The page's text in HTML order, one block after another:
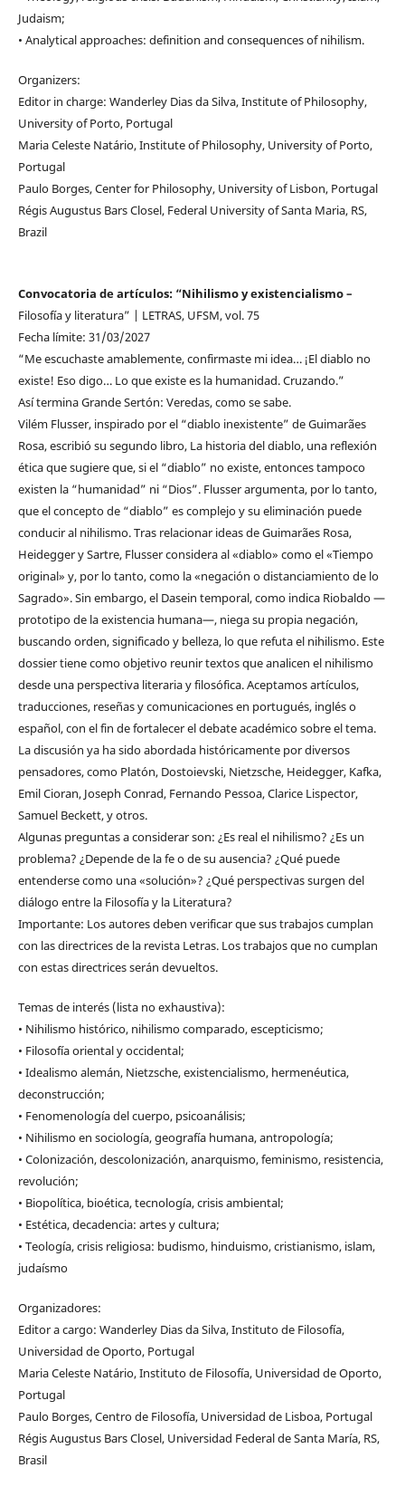
Judaism;
• Analytical approaches: definition and consequences of nihilism.
Organizers:
Editor in charge: Wanderley Dias da Silva, Institute of Philosophy,
University of Porto, Portugal
Maria Celeste Natário, Institute of Philosophy, University of Porto,
Portugal
Paulo Borges, Center for Philosophy, University of Lisbon, Portugal
Régis Augustus Bars Closel, Federal University of Santa Maria, RS,
Brazil
Convocatoria de artículos: “Nihilismo y existencialismo –
Filosofía y literatura” | LETRAS, UFSM, vol. 75
Fecha límite: 31/03/2027
“Me escuchaste amablemente, confirmaste mi idea… ¡El diablo no
existe! Eso digo… Lo que existe es la humanidad. Cruzando.”
Así termina Grande Sertón: Veredas, como se sabe.
Vilém Flusser, inspirado por el “diablo inexistente” de Guimarães
Rosa, escribió su segundo libro, La historia del diablo, una reflexión
ética que sugiere que, si el “diablo” no existe, entonces tampoco
existen la “humanidad” ni “Dios”. Flusser argumenta, por lo tanto,
que el concepto de “diablo” es complejo y su eliminación puede
conducir al nihilismo. Tras relacionar ideas de Guimarães Rosa,
Heidegger y Sartre, Flusser considera al «diablo» como el «Tiempo
original» y, por lo tanto, como la «negación o distanciamiento de lo
Sagrado». Sin embargo, el Dasein temporal, como indica Riobaldo —
prototipo de la existencia humana—, niega su propia negación,
buscando orden, significado y belleza, lo que refuta el nihilismo. Este
dossier tiene como objetivo reunir textos que analicen el nihilismo
desde una perspectiva literaria y filosófica. Aceptamos artículos,
traducciones, reseñas y comunicaciones en portugués, inglés o
español, con el fin de fortalecer el debate académico sobre el tema.
La discusión ya ha sido abordada históricamente por diversos
pensadores, como Platón, Dostoievski, Nietzsche, Heidegger, Kafka,
Emil Cioran, Joseph Conrad, Fernando Pessoa, Clarice Lispector,
Samuel Beckett, y otros.
Algunas preguntas a considerar son: ¿Es real el nihilismo? ¿Es un
problema? ¿Depende de la fe o de su ausencia? ¿Qué puede
entenderse como una «solución»? ¿Qué perspectivas surgen del
diálogo entre la Filosofía y la Literatura?
Importante: Los autores deben verificar que sus trabajos cumplan
con las directrices de la revista Letras. Los trabajos que no cumplan
con estas directrices serán devueltos.
Temas de interés (lista no exhaustiva):
• Nihilismo histórico, nihilismo comparado, escepticismo;
• Filosofía oriental y occidental;
• Idealismo alemán, Nietzsche, existencialismo, hermenéutica,
deconstrucción;
• Fenomenología del cuerpo, psicoanálisis;
• Nihilismo en sociología, geografía humana, antropología;
• Colonización, descolonización, anarquismo, feminismo, resistencia,
revolución;
• Biopolítica, bioética, tecnología, crisis ambiental;
• Estética, decadencia: artes y cultura;
• Teología, crisis religiosa: budismo, hinduismo, cristianismo, islam,
judaísmo
Organizadores:
Editor a cargo: Wanderley Dias da Silva, Instituto de Filosofía,
Universidad de Oporto, Portugal
Maria Celeste Natário, Instituto de Filosofía, Universidad de Oporto,
Portugal
Paulo Borges, Centro de Filosofía, Universidad de Lisboa, Portugal
Régis Augustus Bars Closel, Universidad Federal de Santa María, RS,
Brasil